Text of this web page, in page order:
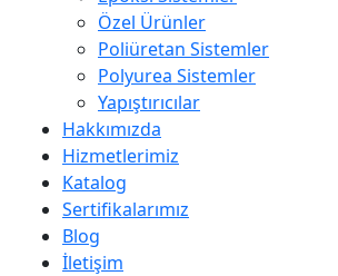
Özel Ürünler
Poliüretan Sistemler
Polyurea Sistemler
Yapıştırıcılar
Hakkımızda
Hizmetlerimiz
Katalog
Sertifikalarımız
Blog
İletişim